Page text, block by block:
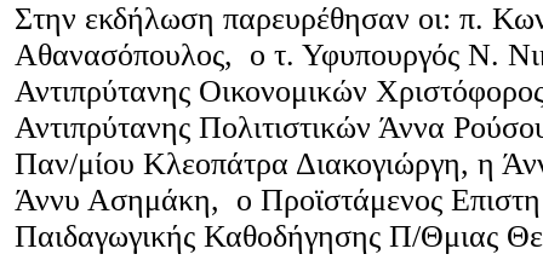
Στην εκδήλωση παρευρέθησαν οι: π.
Αθανασόπουλος, ο τ. Υφυπουργός Ν.
Αντιπρύτανης Οικονομικών
Αντιπρύτανης Πολιτιστικών Άννα
Παν/μίου Κλεοπάτρα Διακογιώργη, η
Άννυ Ασημάκη, ο Προϊστάμενος
Παιδαγωγικής Καθοδήγησης Π/Θμιας